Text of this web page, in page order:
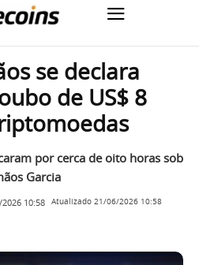
se declara
de US$ 8
por cerca de oito horas sob
Garcia
10:58 Atualizado 21/06/2026 10:58